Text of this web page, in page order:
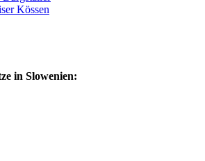
Kössen
in Slowenien: